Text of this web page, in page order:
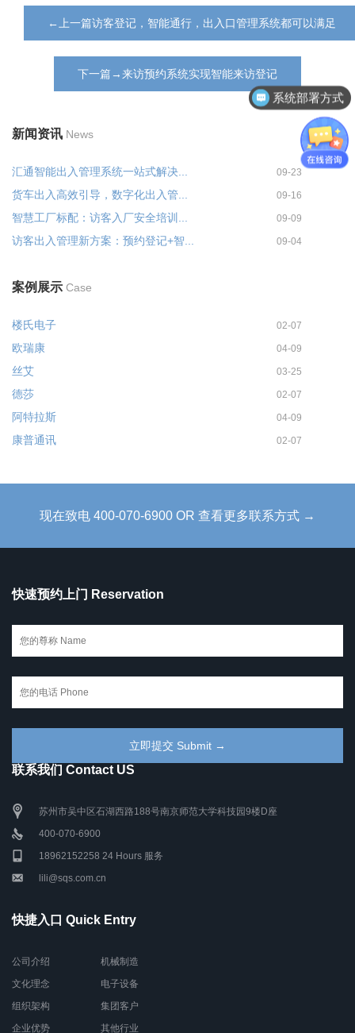
←上一篇访客登记，智能通行，出入口管理系统都可以满足
下一篇→来访预约系统实现智能来访登记
新闻资讯 News
汇通智能出入管理系统一站式解决... 09-23
货车出入高效引导，数字化出入管... 09-16
智慧工厂标配：访客入厂安全培训... 09-09
访客出入管理新方案：预约登记+智... 09-04
案例展示 Case
楼氏电子 02-07
欧瑞康 04-09
丝艾 03-25
德莎 02-07
阿特拉斯 04-09
康普通讯 02-07
现在致电 400-070-6900 OR 查看更多联系方式 →
快速预约上门 Reservation
联系我们 Contact US
苏州市吴中区石湖西路188号南京师范大学科技园9楼D座
400-070-6900
18962152258 24 Hours 服务
lili@sqs.com.cn
快捷入口 Quick Entry
公司介绍
文化理念
组织架构
企业优势
机械制造
电子设备
集团客户
其他行业
系统部署方式